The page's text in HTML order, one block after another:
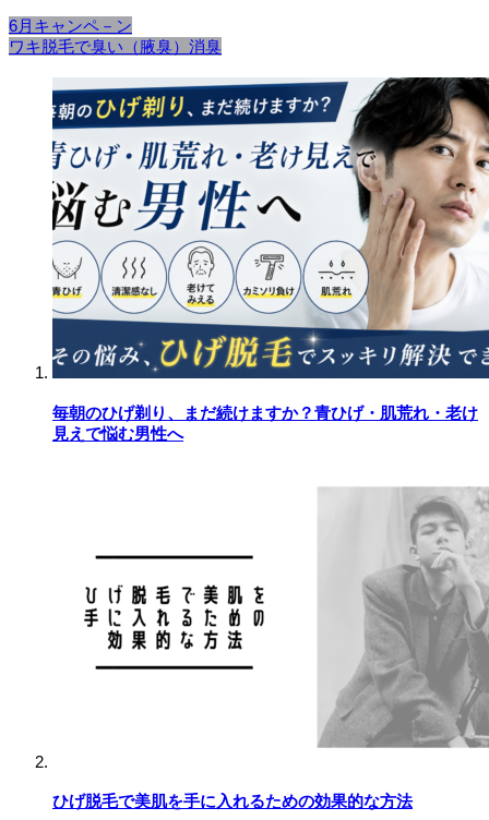
6月キャンペ－ン
ワキ脱毛で臭い（腋臭）消臭
毎朝のひげ剃り、まだ続けますか？青ひげ・肌荒れ・老け
見えで悩む男性へ
ひげ脱毛で美肌を手に入れるための効果的な方法